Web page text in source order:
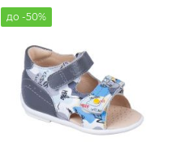
до -50%